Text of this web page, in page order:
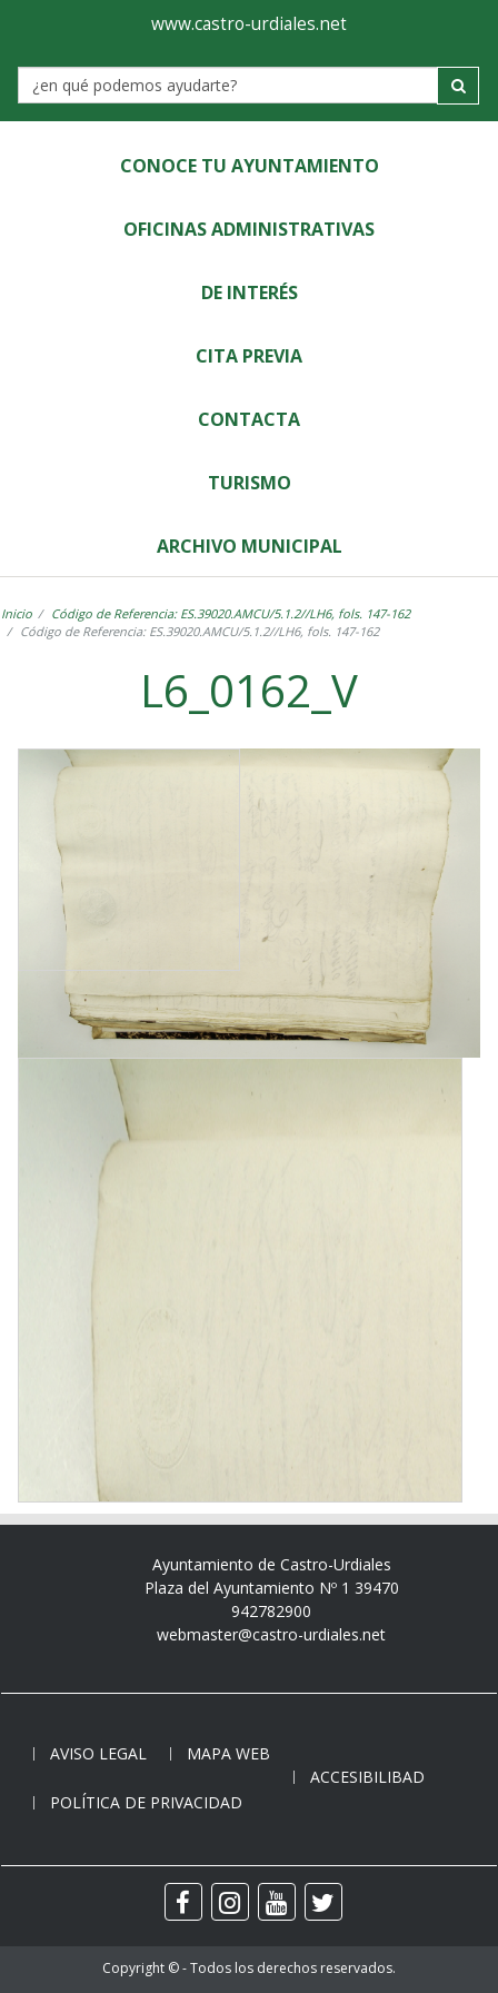
Ayuntamiento
de
Castro-
Urdiales
www.castro-urdiales.net
Label
CONOCE TU AYUNTAMIENTO
OFICINAS ADMINISTRATIVAS
DE INTERÉS
CITA PREVIA
CONTACTA
TURISMO
ARCHIVO MUNICIPAL
Inicio
Código de Referencia: ES.39020.AMCU/5.1.2//LH6, fols. 147-162
Código de Referencia: ES.39020.AMCU/5.1.2//LH6, fols. 147-162
L6_0162_V
Ayuntamiento de Castro-Urdiales
Plaza del Ayuntamiento Nº 1 39470
942782900
webmaster@castro-urdiales.net
AVISO LEGAL
MAPA WEB
ACCESIBILIBAD
POLÍTICA DE PRIVACIDAD
Copyright © - Todos los derechos reservados.